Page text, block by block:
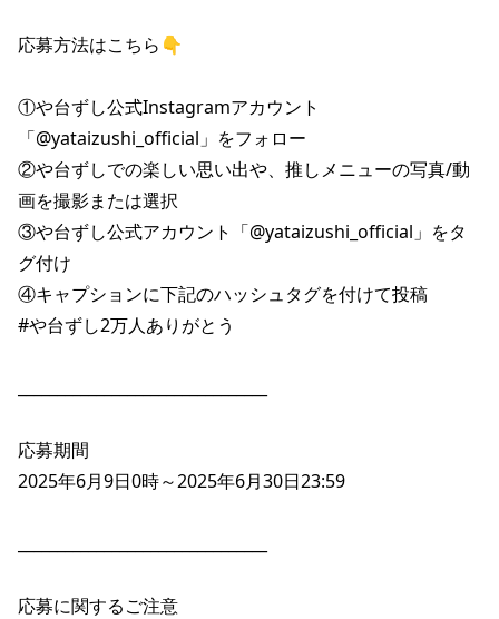
適時開示資料
FAQ
応募方法はこちら👇
①や台ずし公式Instagramアカウント
「@yataizushi_official」をフォロー
②や台ずしでの楽しい思い出や、推しメニューの写真/動
画を撮影または選択
③や台ずし公式アカウント「@yataizushi_official」をタ
グ付け
④キャプションに下記のハッシュタグを付けて投稿
#や台ずし2万人ありがとう
応募期間
2025年6月9日0時～2025年6月30日23:59
応募に関するご注意